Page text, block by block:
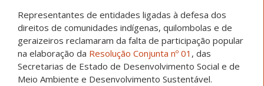
Representantes de entidades ligadas à defesa dos
direitos de comunidades indígenas, quilombolas e de
geraizeiros reclamaram da falta de participação popular
na elaboração da Resolução Conjunta nº 01 , das
Secretarias de Estado de Desenvolvimento Social e de
Meio Ambiente e Desenvolvimento Sustentável.